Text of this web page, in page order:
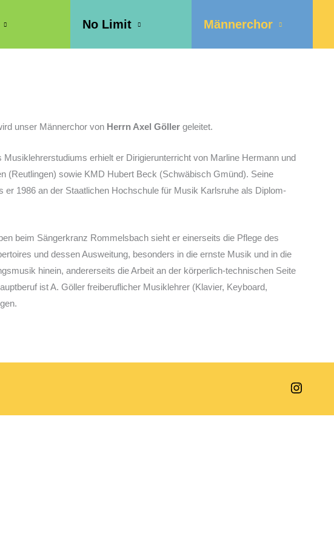
No Limit Männerchor
unser Männerchor von Herrn Axel Göller geleitet.
Musiklehrerstudiums erhielt er Dirigierunterricht von Marline Hermann und
(Reutlingen) sowie KMD Hubert Beck (Schwäbisch Gmünd). Seine
er 1986 an der Staatlichen Hochschule für Musik Karlsruhe als Diplom-
beim Sängerkranz Rommelsbach sieht er einerseits die Pflege des
und dessen Ausweitung, besonders in die ernste Musik und in die
hinein, andererseits die Arbeit an der körperlich-technischen Seite
ist A. Göller freiberuflicher Musiklehrer (Klavier, Keyboard,